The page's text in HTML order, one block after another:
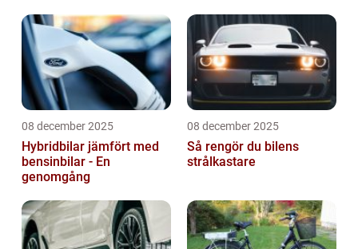
08 december 2025
Hybridbilar jämfört med
bensinbilar - En
genomgång
08 december 2025
Så rengör du bilens
strålkastare